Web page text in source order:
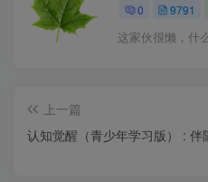
0 9791
这家伙很懒，什
上一篇
认知觉醒（青少年学习版） : 伴